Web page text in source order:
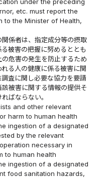
etc. must report the
to the Minister of Health,
係者は、指定成分等の摂取
被害の把握に努めるととも
危害の発生を防止するため
る人の健康に係る被害に関
査に関し必要な協力を要請
被害に関する情報の提供そ
ばならない。
and other relevant
harm to human health
ingestion of a designated
by the relevant
necessary in
to human health
ingestion of a designated
food sanitation hazards,